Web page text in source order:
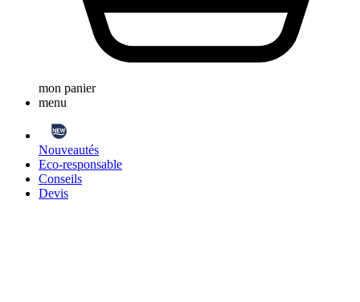
mon panier
menu
Nouveautés
Eco-responsable
Conseils
Devis